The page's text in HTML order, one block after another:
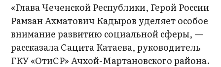
«Глава Чеченской Республики, Герой России
Рамзан Ахматович Кадыров уделяет особое
внимание развитию социальной сферы, —
рассказала Сацита Катаева, руководитель
ГКУ «ОтиСР» Ачхой-Мартановского района.